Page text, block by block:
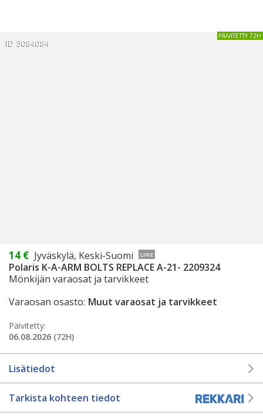
PÄIVITETTY 72H
ID 3084084
14 € Jyväskylä, Keski-Suomi LIIKE
Polaris K-A-ARM BOLTS REPLACE A-21- 2209324
Mönkijän varaosat ja tarvikkeet
Varaosan osasto: Muut varaosat ja tarvikkeet
Päivitetty:
06.08.2026 (72H)
Lisätiedot
Tarkista kohteen tiedot